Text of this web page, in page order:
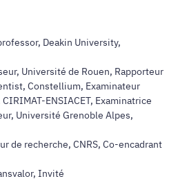
Deakin University,
Université de Rouen, Rapporteur
Constellium, Examinateur
ENSIACET, Examinatrice
Université Grenoble Alpes,
de recherche, CNRS, Co-encadrant
Invité